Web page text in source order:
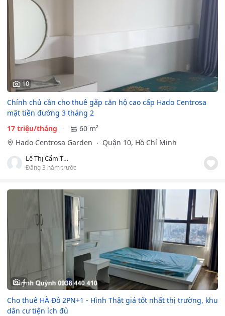
10
Chính chủ cần cho thuê gấp căn hộ cao cấp Hado Centrosa
mặt tiền đường 3 tháng 2
17 triệu/tháng
60 m²
Hado Centrosa Garden
Quận 10, Hồ Chí Minh
Lê Thị Cẩm Thu
Đăng 3 năm trước
4
Cho thuê HÀ Đô 2PN+1 - Hình Thật giá tốt nhất thị trường, khu
dân cư tiện ích đủ